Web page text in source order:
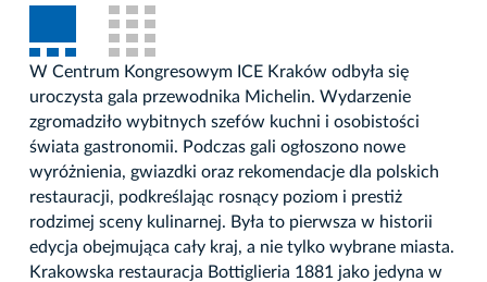
W Centrum Kongresowym ICE Kraków odbyła się
uroczysta gala przewodnika Michelin. Wydarzenie
zgromadziło wybitnych szefów kuchni i osobistości
świata gastronomii. Podczas gali ogłoszono nowe
wyróżnienia, gwiazdki oraz rekomendacje dla polskich
restauracji, podkreślając rosnący poziom i prestiż
rodzimej sceny kulinarnej. Była to pierwsza w historii
edycja obejmująca cały kraj, a nie tylko wybrane miasta.
Krakowska restauracja Bottiglieria 1881 jako jedyna w